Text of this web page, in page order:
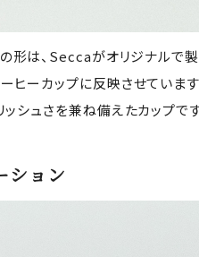
は、Seccaがオリジナルで製
ヒーカップに反映させていま
シュさを兼ね備えたカップです
ション